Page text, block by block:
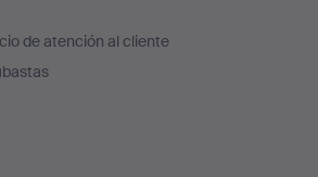
de atención al cliente